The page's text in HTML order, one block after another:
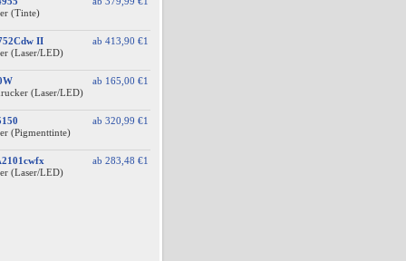
(Tinte)
ab 413,90 €1
II
(Laser/LED)
ab 165,00 €1
(Laser/LED)
ab 320,99 €1
(Pigmenttinte)
ab 283,48 €1
(Laser/LED)